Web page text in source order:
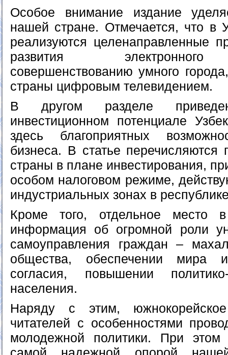
Особое внимание издание
нашей стране. Отмечается, что в
реализуются целенаправленные
развития электронного
совершенствованию умного
страны цифровым телевидением.
В другом разделе
инвестиционном потенциале
здесь благоприятных
бизнеса. В статье
страны в плане инвестирования,
особом налоговом режиме,
индустриальных зонах в
Кроме того, отдельное место
информация об огромной роли
самоуправления граждан –
общества, обеспечении мира и
согласия, повышении
населения.
Наряду с этим,
читателей с особенностями
молодежной политики. При этом